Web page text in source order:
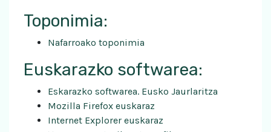
Toponimia:
Nafarroako toponimia
Euskarazko softwarea:
Eskarazko softwarea. Eusko Jaurlaritza
Mozilla Firefox euskaraz
Internet Explorer euskaraz